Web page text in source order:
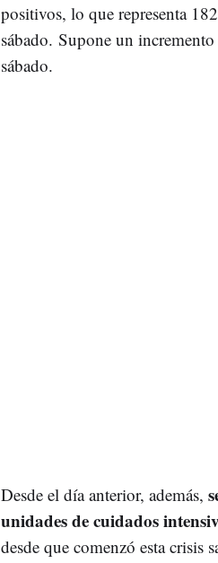
positivos, lo que representa
sábado. Supone un
sábado.
Desde el día anterior, además,
unidades de cuidados
desde que comenzó esta crisis